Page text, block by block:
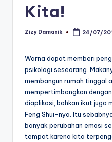
Kita!
Posted
Zizy Damanik 24/07/
Warna dapat memberi
psikologi seseorang.
membangun rumah tinggal
mempertimbangkan
diaplikasi, bahkan ikut juga
Feng Shui-nya. Itu
banyak perubahan emosi
tempat karena kita